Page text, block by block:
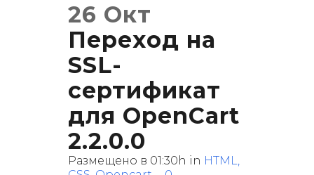
26 Окт
Переход на
SSL-
сертификат
для OpenCart
2.2.0.0
Размещено в 01:30h in HTML,